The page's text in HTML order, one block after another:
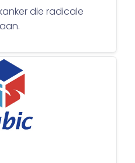
die radicale